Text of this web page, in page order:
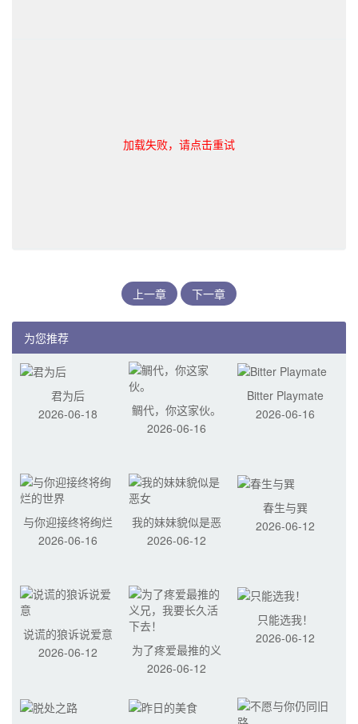
加载失败，请点击重试
上一章 下一章
为您推荐
君为后
2026-06-18
鲷代，你这家伙。
2026-06-16
Bitter Playmate
2026-06-16
与你迎接终将绚烂
的世界
2026-06-16
我的妹妹貌似是恶
女
2026-06-12
春生与巽
2026-06-12
说谎的狼诉说爱意
2026-06-12
为了疼爱最推的义
兄，我要长久活下
2026-06-12
只能选我！
2026-06-12